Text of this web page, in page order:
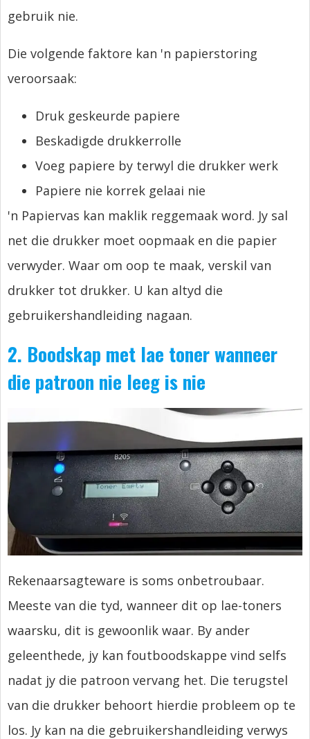
gebruik nie.
Die volgende faktore kan 'n papierstoring
veroorsaak:
Druk geskeurde papiere
Beskadigde drukkerrolle
Voeg papiere by terwyl die drukker werk
Papiere nie korrek gelaai nie
'n Papiervas kan maklik reggemaak word. Jy sal
net die drukker moet oopmaak en die papier
verwyder. Waar om oop te maak, verskil van
drukker tot drukker. U kan altyd die
gebruikershandleiding nagaan.
2. Boodskap met lae toner wanneer
die patroon nie leeg is nie
Rekenaarsagteware is soms onbetroubaar.
Meeste van die tyd, wanneer dit op lae-toners
waarsku, dit is gewoonlik waar. By ander
geleenthede, jy kan foutboodskappe vind selfs
nadat jy die patroon vervang het. Die terugstel
van die drukker behoort hierdie probleem op te
los. Jy kan na die gebruikershandleiding verwys